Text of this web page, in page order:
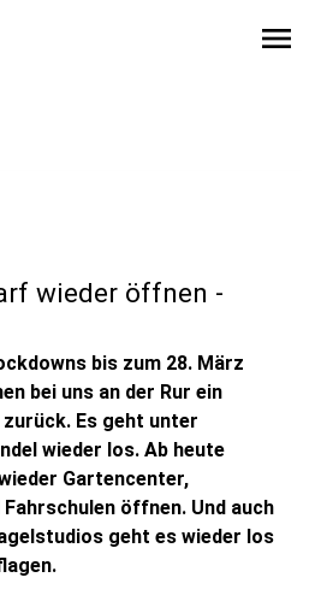
menu
wieder öffnen -
bis zum 28. März
bei uns an der Rur ein
Es geht unter
wieder los. Ab heute
Gartencenter,
Fahrschulen öffnen. Und auch
geht es wieder los